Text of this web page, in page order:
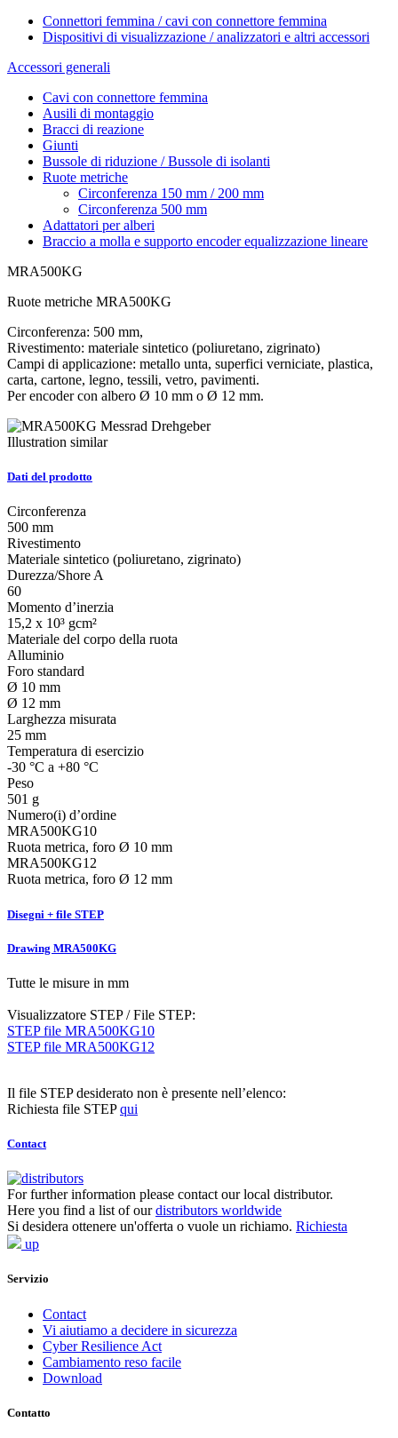
Connettori femmina / cavi con connettore femmina
Dispositivi di visualizzazione / analizzatori e altri accessori
Accessori generali
Cavi con connettore femmina
Ausili di montaggio
Bracci di reazione
Giunti
Bussole di riduzione / Bussole di isolanti
Ruote metriche
Circonferenza 150 mm / 200 mm
Circonferenza 500 mm
Adattatori per alberi
Braccio a molla e supporto encoder equalizzazione lineare
MRA500KG
Ruote metriche MRA500KG
Circonferenza: 500 mm,
Rivestimento: materiale sintetico (poliuretano, zigrinato)
Campi di applicazione: metallo unta, superfici verniciate, plastica,
carta, cartone, legno, tessili, vetro, pavimenti.
Per encoder con albero Ø 10 mm o Ø 12 mm.
Illustration similar
Dati del prodotto
Circonferenza
500 mm
Rivestimento
Materiale sintetico (poliuretano, zigrinato)
Durezza/Shore A
60
Momento d’inerzia
15,2 x 10³ gcm²
Materiale del corpo della ruota
Alluminio
Foro standard
Ø 10 mm
Ø 12 mm
Larghezza misurata
25 mm
Temperatura di esercizio
-30 °C a +80 °C
Peso
501 g
Numero(i) d’ordine
MRA500KG10
Ruota metrica, foro Ø 10 mm
MRA500KG12
Ruota metrica, foro Ø 12 mm
Disegni + file STEP
Drawing MRA500KG
Tutte le misure in mm
Visualizzatore STEP / File STEP:
STEP file MRA500KG10
STEP file MRA500KG12
Il file STEP desiderato non è presente nell’elenco:
Richiesta file STEPqui
Contact
For further information please contact our local distributor.
Here you find a list of ourdistributors worldwide
Si desidera ottenere un'offerta o vuole un richiamo. Richiesta
up
Servizio
Contact
Vi aiutiamo a decidere in sicurezza
Cyber Resilience Act
Cambiamento reso facile
Download
Contatto